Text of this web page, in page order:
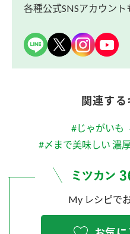
各種公式SNSアカウント
関連す
#じゃがいも
#〆まで美味しい 濃
My レシピで